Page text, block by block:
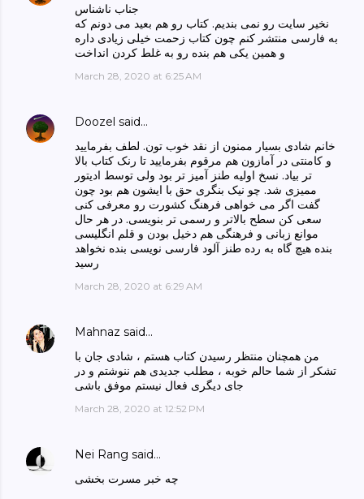
جناب ناشناس
نخیر سایت رو نمی بندیم. کتاب رو هم بعید می دونم که
به فارسی منتشر کنم چون کتاب زحمت خیلی زیادی داره
و همین یکی هم بنده رو به غلط کردن انداخت
March 28, 2020 at 6:25 AM
Doozel said…
خانم شادی بسیار ممنون از نقد خوب تون. لطف بفرمایید
و کامنتی در آمازون هم مرقوم بفرمایید تا رنک کتاب بالا
تر بیاد. نسخ اولیه طنز آمیز تر بود ولی توسط ادیتور
ممیزی شد. چو نیک بنگری حق با ایشون هم بود چون
گفت اگر می خواهی فرهنگ کشورت رو معرفی کنی
سعی کن سطح بالاتر و رسمی تر بنویسی. در هر حال
موانع زبانی و فرهنگی هم دخیل بودن و قلم انگلیسی
بنده هیچ گاه به رده طنز آلود فارسی نویسی بنده نخواهد
رسید
March 28, 2020 at 6:29 AM
Mahnaz said…
من همچنان منتظر رسیدن کتاب هستم ، شادی جان با
تشکر از شما حالم خوبه ، مطلب جدیدی هم ننوشتم و در
جای دیگری فعال نیستم موفق باشی
March 28, 2020 at 12:52 PM
Nei Rang said…
چه خبر مسرت بخشی